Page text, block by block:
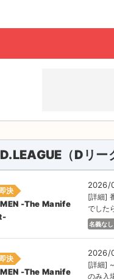
D.LEAGUE（Dリー
決
-The Manife
2026/
[詳細]
でした
名義なし
決
-The Manife
2026/
[詳細]
のみ入